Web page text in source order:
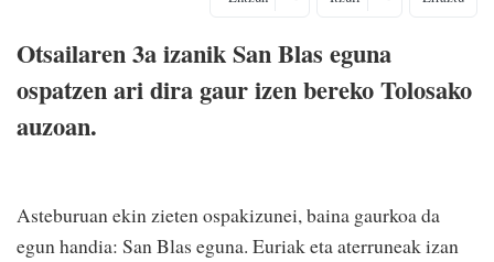
Otsailaren 3a izanik San Blas eguna
ospatzen ari dira gaur izen bereko Tolosako
auzoan.
Asteburuan ekin zieten ospakizunei, baina gaurkoa da
egun handia: San Blas eguna. Euriak eta aterruneak izan